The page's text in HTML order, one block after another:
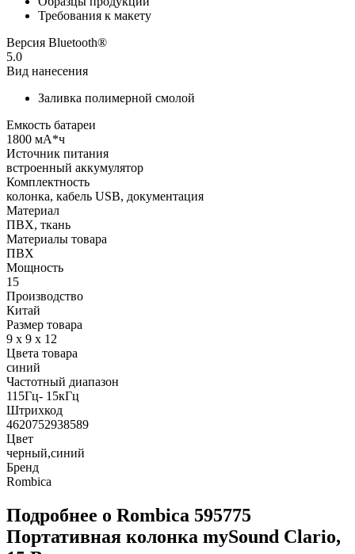
Требования к макету
Версия Bluetooth®
5.0
Вид нанесения
Заливка полимерной смолой
Емкость батареи
1800 мА*ч
Источник питания
встроенный аккумулятор
Комплектность
колонка, кабель USB, документация
Материал
ПВХ, ткань
Материалы товара
ПВХ
Мощность
15
Производство
Китай
Размер товара
9 x 9 x 12
Цвета товара
синий
Частотный диапазон
115Гц- 15кГц
Штрихкод
4620752938589
Цвет
черный,синий
Бренд
Rombica
Подробнее о Rombica 595775
Портативная колонка mySound Clario,